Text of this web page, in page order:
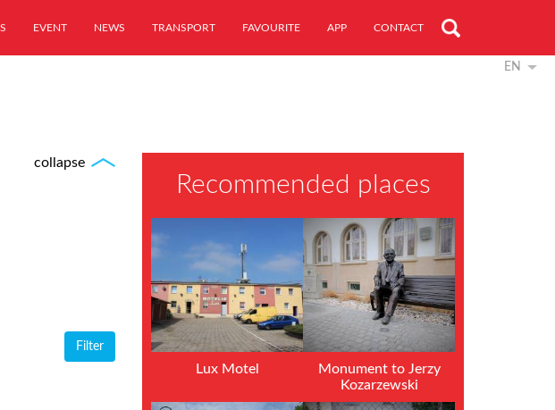
EVENT NEWS TRANSPORT FAVOURITE APP CONTACT
EN
collapse
Recommended places
Lux Motel
Monument to Jerzy
Kozarzewski